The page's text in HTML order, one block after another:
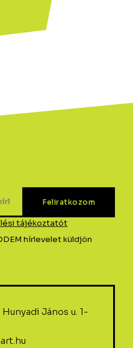
tájékoztatót
hírlevelet küldjön
János u. 1-